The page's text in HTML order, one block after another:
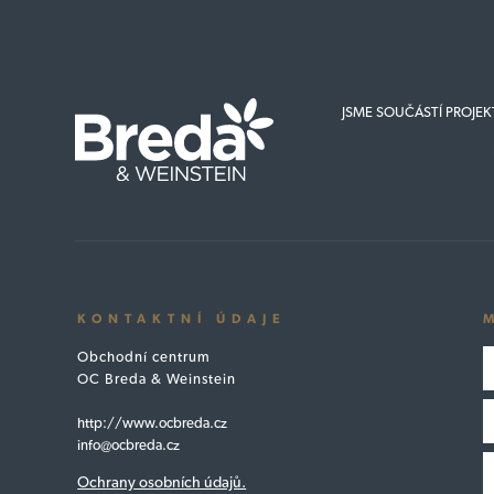
JSME SOUČÁSTÍ
KONTAKTNÍ ÚDAJE
Obchodní centrum
OC Breda & Weinstein
http://www.ocbreda.cz
info@ocbreda.cz
Ochrany osobních údajů.